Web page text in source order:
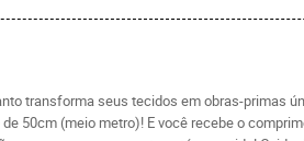
transforma seus tecidos em obras-primas
50cm (meio metro)! E você recebe o